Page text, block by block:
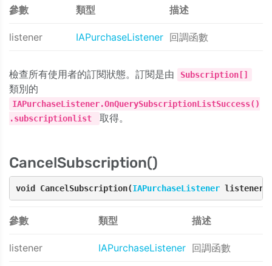
參數 類型 描述
listener IAPurchaseListener 回調函數
檢查所有使用者的訂閱狀態。訂閱是由 Subscription[]
類別的
IAPurchaseListener.OnQuerySubscriptionListSuccess()
.subscriptionlist
取得。
CancelSubscription()
void CancelSubscription(IAPurchaseListener listener,
參數 類型 描述
listener IAPurchaseListener 回調函數